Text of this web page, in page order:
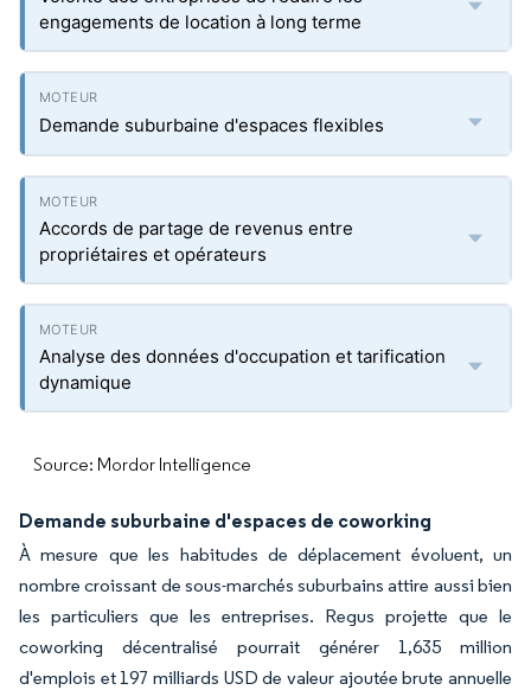
engagements de location à long terme
Demande suburbaine d'espaces flexibles
Accords de partage de revenus entre
propriétaires et opérateurs
Analyse des données d'occupation et tarification
dynamique
Source: Mordor Intelligence
Demande suburbaine d'espaces de coworking
À mesure que les habitudes de déplacement évoluent, un
nombre croissant de sous-marchés suburbains attire aussi bien
les particuliers que les entreprises. Regus projette que le
coworking décentralisé pourrait générer 1,635 million
d'emplois et 197 milliards USD de valeur ajoutée brute annuelle